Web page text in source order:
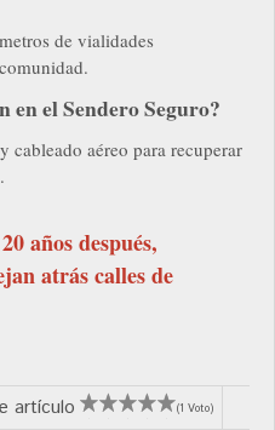
de vialidades
en el Sendero Seguro?
cableado aéreo para recuperar
años después,
atrás calles de
artículo (1 Voto)